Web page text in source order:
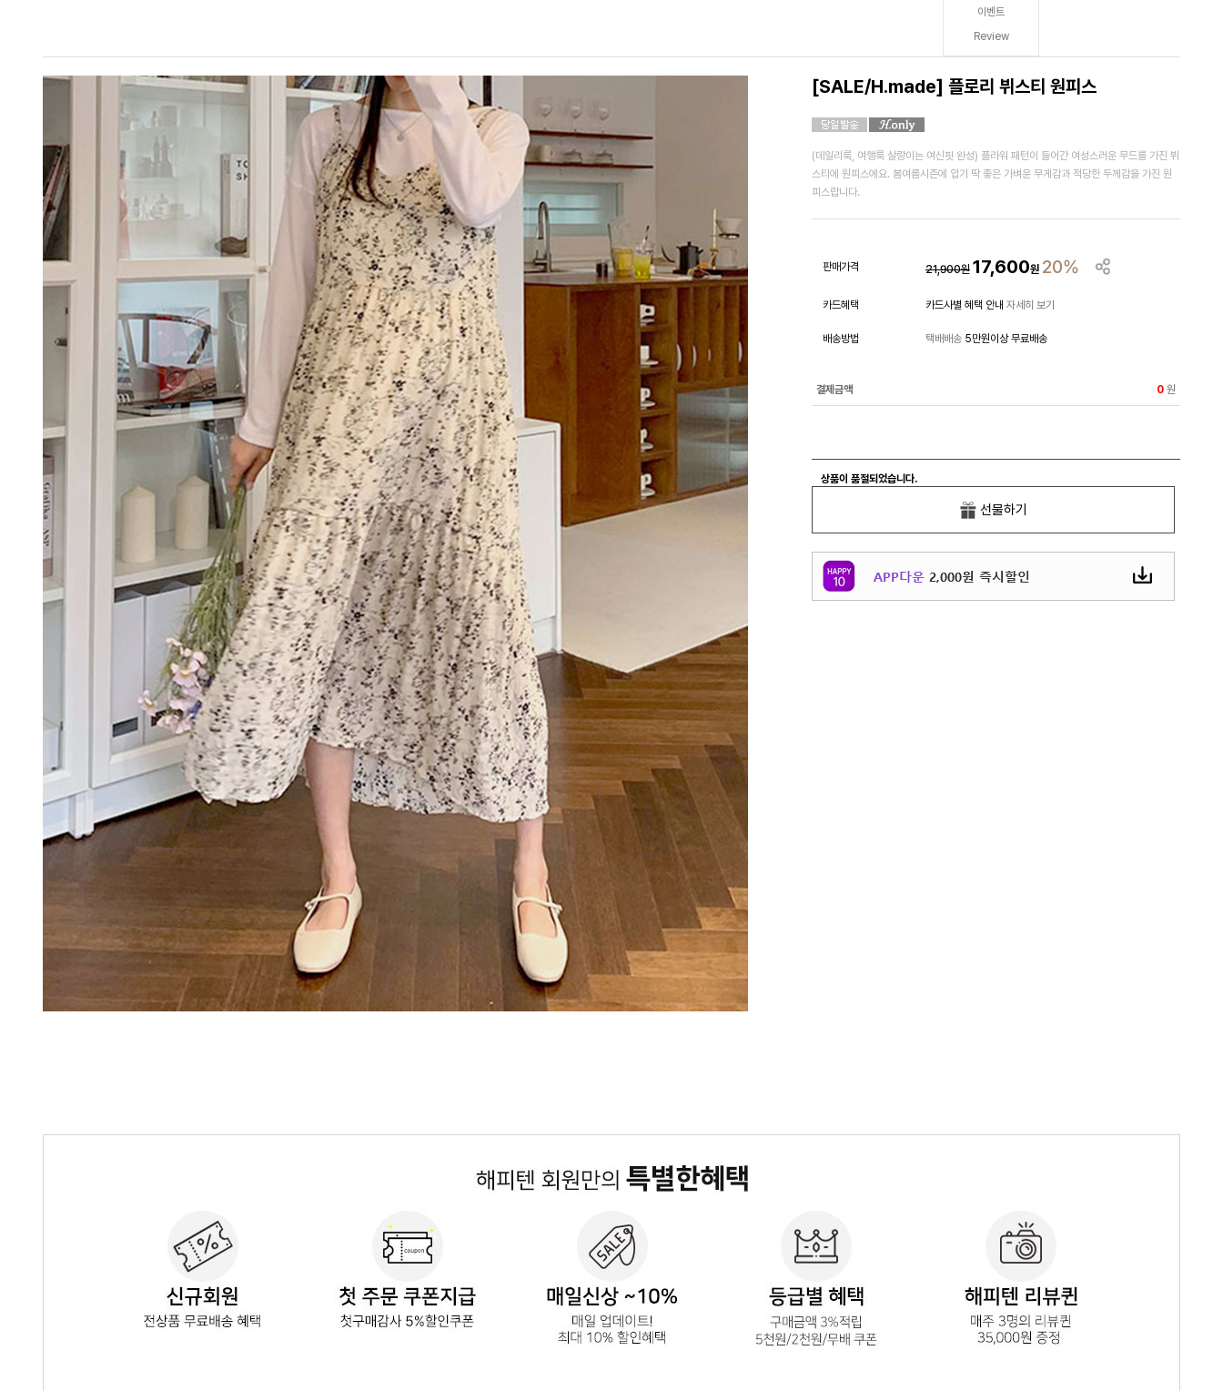
이벤트
Review
[SALE/H.made] 플로리 뷔스티 원피스
(데일리룩, 여행룩 살랑이는 여신핏 완성) 플라워 패턴이 들어간 여성스러운 무드를 가진 뷔
스티에 원피스에요. 봄여름시즌에 입기 딱 좋은 가벼운 무게감과 적당한 두께감을 가진 원
피스랍니다.
판매가격 21,900원 17,600원 20%
카드혜택 카드사별 혜택 안내 자세히 보기
배송방법 택배배송 5만원이상 무료배송
결제금액 0 원
상품이 품절되었습니다.
선물하기